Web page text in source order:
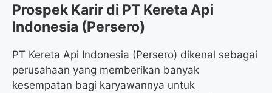
Prospek Karir di PT Kereta Api
Indonesia (Persero)
PT Kereta Api Indonesia (Persero) dikenal sebagai
perusahaan yang memberikan banyak
kesempatan bagi karyawannya untuk